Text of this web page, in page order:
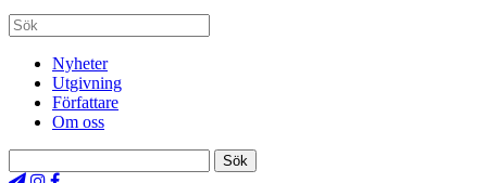
Nyheter
Utgivning
Författare
Om oss